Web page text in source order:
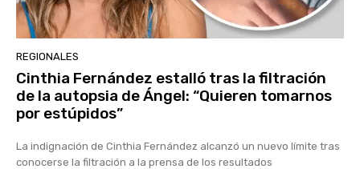
REGIONALES
Cinthia Fernández estalló tras la filtración
de la autopsia de Ángel: “Quieren tomarnos
por estúpidos”
La indignación de Cinthia Fernández alcanzó un nuevo límite tras
conocerse la filtración a la prensa de los resultados